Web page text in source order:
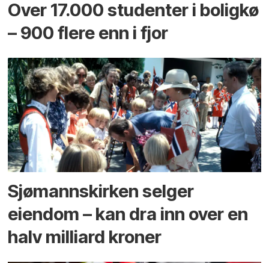
Over 17.000 studenter i boligkø
– 900 flere enn i fjor
Sjømannskirken selger
eiendom – kan dra inn over en
halv milliard kroner